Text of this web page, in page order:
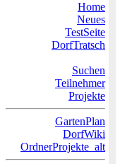
Home
Neues
TestSeite
DorfTratsch
Suchen
Teilnehmer
Projekte
GartenPlan
DorfWiki
OrdnerProjekte_alt